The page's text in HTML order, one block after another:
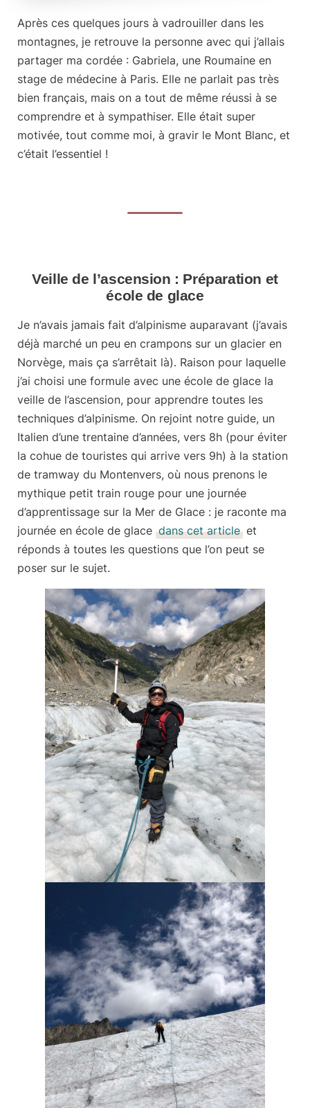
Après ces quelques jours à vadrouiller dans les
montagnes, je retrouve la personne avec qui j’allais
partager ma cordée : Gabriela, une Roumaine en
stage de médecine à Paris. Elle ne parlait pas très
bien français, mais on a tout de même réussi à se
comprendre et à sympathiser. Elle était super
motivée, tout comme moi, à gravir le Mont Blanc, et
c’était l’essentiel !
Veille de l’ascension : Préparation et
école de glace
Je n’avais jamais fait d’alpinisme auparavant (j’avais
déjà marché un peu en crampons sur un glacier en
Norvège, mais ça s’arrêtait là). Raison pour laquelle
j’ai choisi une formule avec une école de glace la
veille de l’ascension, pour apprendre toutes les
techniques d’alpinisme. On rejoint notre guide, un
Italien d’une trentaine d’années, vers 8h (pour éviter
la cohue de touristes qui arrive vers 9h) à la station
de tramway du Montenvers, où nous prenons le
mythique petit train rouge pour une journée
d’apprentissage sur la Mer de Glace : je raconte ma
journée en école de glace dans cet article et
réponds à toutes les questions que l’on peut se
poser sur le sujet.